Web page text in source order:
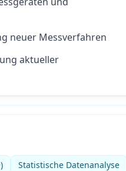
neuer Messverfahren
aktueller
Statistische Datenanalyse